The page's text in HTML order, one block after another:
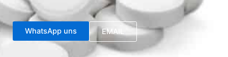
WhatsApp uns EMAIL